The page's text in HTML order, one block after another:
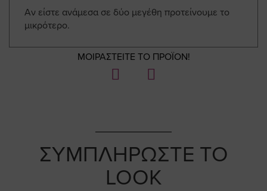
Αν είστε ανάμεσα σε δύο μεγέθη προτείνουμε το
μικρότερο.
ΜΟΙΡΑΣΤΕΙΤΕ ΤΟ ΠΡΟΪΟΝ!
ΣΥΜΠΛΗΡΩΣΤΕ ΤΟ
LOOK